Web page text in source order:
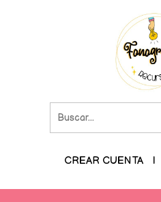
CREAR CUENTA